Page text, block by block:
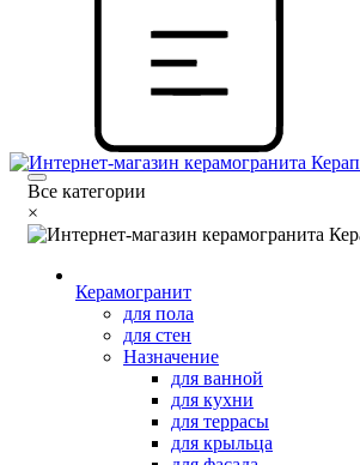
Все категории
×
Керамогранит
для пола
для стен
Назначение
для ванной
для кухни
для террасы
для крыльца